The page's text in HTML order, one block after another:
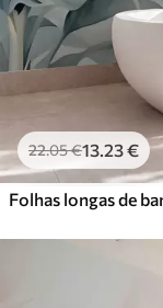
22.05€13 .23€
Folhas longas de